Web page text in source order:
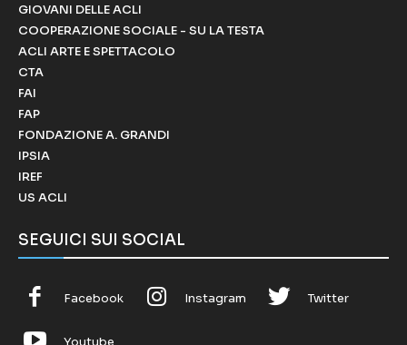
GIOVANI DELLE ACLI
COOPERAZIONE SOCIALE - SU LA TESTA
ACLI ARTE E SPETTACOLO
CTA
FAI
FAP
FONDAZIONE A. GRANDI
IPSIA
IREF
US ACLI
SEGUICI SUI SOCIAL
Facebook Instagram Twitter
Youtube